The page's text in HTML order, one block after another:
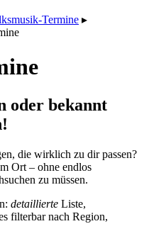
Termine ▸
oder bekannt
die wirklich zu dir passen?
Ort – ohne endlos
zu müssen.
detaillierte Liste,
filterbar nach Region,